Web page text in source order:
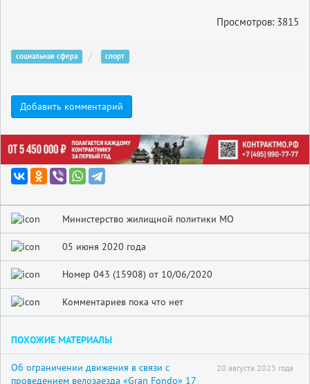
Просмотров: 3815
социальная сфера спорт
Добавить комментарий
Министерство жилищной политики МО
05 июня 2020 года
Номер 043 (15908) от 10/06/2020
Комментариев пока что нет
ПОХОЖИЕ МАТЕРИАЛЫ
Об ограничении движения в связи с
проведением велозаезда «Gran Fondo» 17
20 августа 2023 года